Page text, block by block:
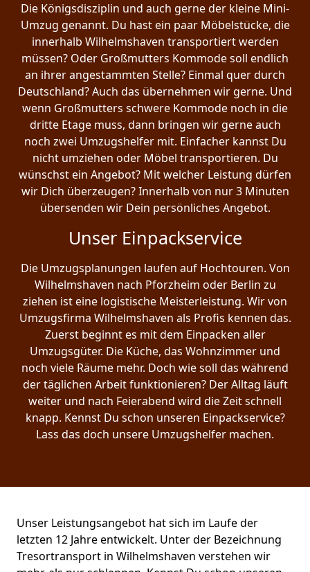
Die Königsdisziplin und auch gerne der kleine Mini-
Umzug genannt. Du hast ein paar Möbelstücke, die
innerhalb Wilhelmshaven transportiert werden
müssen? Oder Großmutters Kommode soll endlich
an ihrer angestammten Stelle? Einmal quer durch
Deutschland? Auch das übernehmen wir gerne. Und
wenn Großmutters schwere Kommode noch in die
dritte Etage muss, dann bringen wir gerne auch
noch zwei Umzugshelfer mit. Einfacher kannst Du
nicht umziehen oder Möbel transportieren. Du
wünschst ein Angebot? Mit welcher Leistung dürfen
wir Dich überzeugen? Innerhalb von nur 3 Minuten
übersenden wir Dein persönliches Angebot.
Unser Einpackservice
Die Umzugsplanungen laufen auf Hochtouren. Von
Wilhelmshaven nach Pforzheim oder Berlin zu
ziehen ist eine logistische Meisterleistung. Wir von
Umzugsfirma Wilhelmshaven als Profis kennen das.
Zuerst beginnt es mit dem Einpacken aller
Umzugsgüter. Die Küche, das Wohnzimmer und
noch viele Räume mehr. Doch wie soll das während
der täglichen Arbeit funktionieren? Der Alltag läuft
weiter und nach Feierabend wird die Zeit schnell
knapp. Kennst Du schon unseren Einpackservice?
Lass das doch unsere Umzugshelfer machen.
Unser Leistungsangebot hat sich im Laufe der
letzten 12 Jahre entwickelt. Unter der Bezeichnung
Tresortransport in Wilhelmshaven verstehen wir